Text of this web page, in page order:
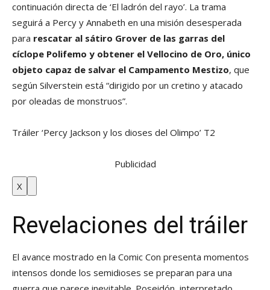
continuación directa de ‘El ladrón del rayo’. La trama
seguirá a Percy y Annabeth en una misión desesperada
para rescatar al sátiro Grover de las garras del
cíclope Polifemo y obtener el Vellocino de Oro, único
objeto capaz de salvar el Campamento Mestizo, que
según Silverstein está “dirigido por un cretino y atacado
por oleadas de monstruos”.
Tráiler ‘Percy Jackson y los dioses del Olimpo’ T2
Publicidad
X
Revelaciones del tráiler
El avance mostrado en la Comic Con presenta momentos
intensos donde los semidioses se preparan para una